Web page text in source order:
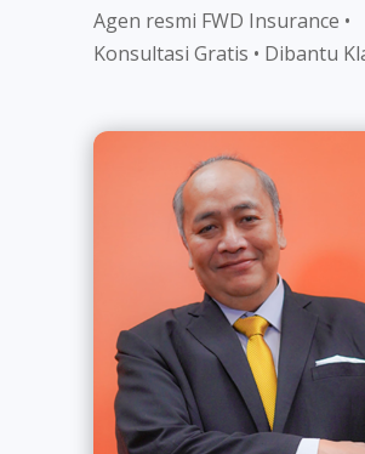
Agen resmi FWD Insurance •
Konsultasi Gratis • Dibantu